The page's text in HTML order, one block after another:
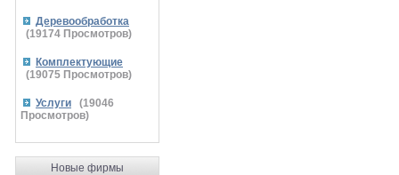
Деревообработка
(19174 Просмотров)
Комплектующие
(19075 Просмотров)
Услуги (19046
Просмотров)
Новые фирмы